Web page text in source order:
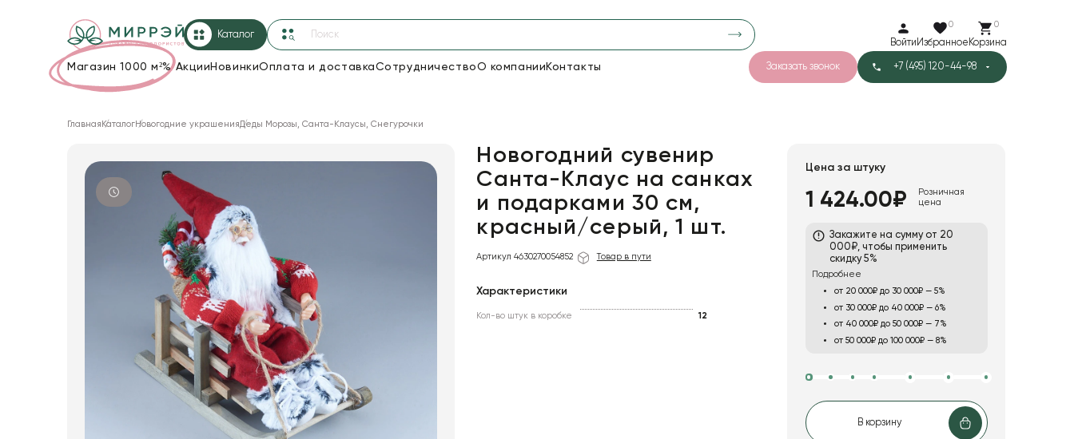
Каталог
Войти
0
Избранное
0
Корзина
Магазин 1000 м²%Акции НовинкиОплата и доставкаСотрудничествоО компании Контакты Заказать звонок +7 (495) 120-44-98
18
Сетка 7
Корзины и плетеные изделия
Коробки для цветов
Товары для флористов
Пакеты для цветов и подарков
Искусственные цветы и растения
Главная КаталогНовогодние украшенияДеды Морозы, Санта-Клаусы, Снегурочки
Новогодний сувенир
Санта-Клаус на санках
и подарками 30 см,
красный/серый, 1 шт.
Артикул 4630270054852 Товар в пути
Характеристики
Кол-во штук в коробке 12
Цена за штуку
1 424.00₽
Розничная
цена
Закажите на сумму от 20
000₽, чтобы применить
скидку 5%
Подробнее
от 20 000₽ до 30 000₽ — 5%
от 30 000₽ до 40 000₽ — 6%
от 40 000₽ до 50 000₽ — 7%
от 50 000₽ до 100 000₽ — 8%
В корзину